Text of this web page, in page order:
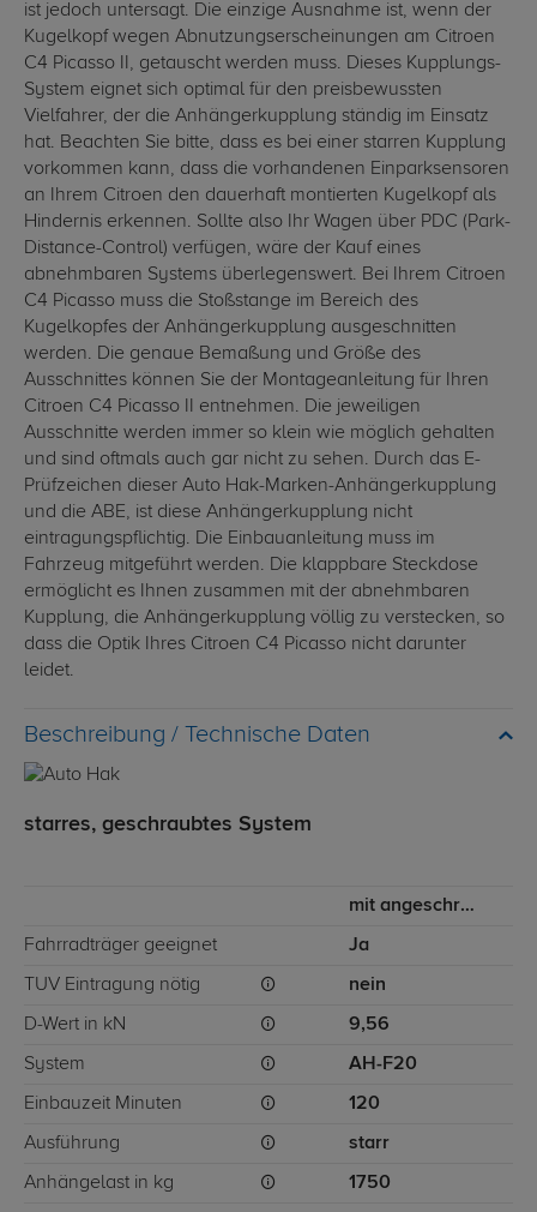
ist jedoch untersagt. Die einzige Ausnahme ist, wenn der
Kugelkopf wegen Abnutzungserscheinungen am Citroen
C4 Picasso II, getauscht werden muss. Dieses Kupplungs-
System eignet sich optimal für den preisbewussten
Vielfahrer, der die Anhängerkupplung ständig im Einsatz
hat. Beachten Sie bitte, dass es bei einer starren Kupplung
vorkommen kann, dass die vorhandenen Einparksensoren
an Ihrem Citroen den dauerhaft montierten Kugelkopf als
Hindernis erkennen. Sollte also Ihr Wagen über PDC (Park-
Distance-Control) verfügen, wäre der Kauf eines
abnehmbaren Systems überlegenswert. Bei Ihrem Citroen
C4 Picasso muss die Stoßstange im Bereich des
Kugelkopfes der Anhängerkupplung ausgeschnitten
werden. Die genaue Bemaßung und Größe des
Ausschnittes können Sie der Montageanleitung für Ihren
Citroen C4 Picasso II entnehmen. Die jeweiligen
Ausschnitte werden immer so klein wie möglich gehalten
und sind oftmals auch gar nicht zu sehen. Durch das E-
Prüfzeichen dieser Auto Hak-Marken-Anhängerkupplung
und die ABE, ist diese Anhängerkupplung nicht
eintragungspflichtig. Die Einbauanleitung muss im
Fahrzeug mitgeführt werden. Die klappbare Steckdose
ermöglicht es Ihnen zusammen mit der abnehmbaren
Kupplung, die Anhängerkupplung völlig zu verstecken, so
dass die Optik Ihres Citroen C4 Picasso nicht darunter
leidet.
Technische Daten
starres, geschraubtes System
mit angeschraubtem Kugelkopf
Fahrradträger geeignet Ja
TÜV Eintragung nötig nein
D-Wert in kN 9,56
System AH-F20
Einbauzeit Minuten 120
Ausführung starr
Anhängelast in kg 1750